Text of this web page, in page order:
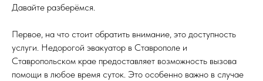
Давайте разберёмся.
Первое, на что стоит обратить внимание, это доступность
услуги. Недорогой эвакуатор в Ставрополе и
Ставропольском крае предоставляет возможность вызова
помощи в любое время суток. Это особенно важно в случае